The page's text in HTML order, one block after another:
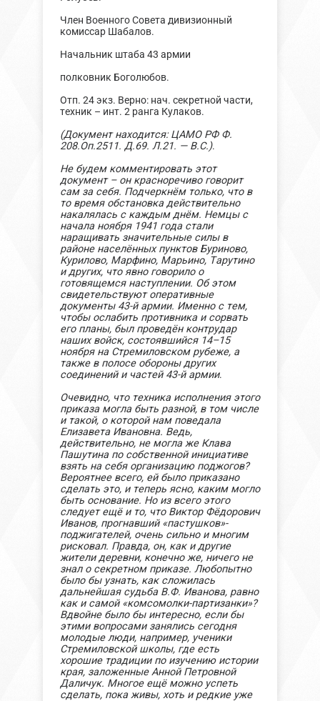
Член Военного Совета дивизионный
комиссар Шабалов.
Начальник штаба 43 армии
полковник Боголюбов.
Отп. 24 экз. Верно: нач. секретной части,
техник – инт. 2 ранга Кулаков.
(Документ находится: ЦАМО РФ Ф.
208.Оп.2511. Д.69. Л.21. — В.С.).
Не будем комментировать этот
документ – он красноречиво говорит
сам за себя. Подчеркнём только, что в
то время обстановка действительно
накалялась с каждым днём. Немцы с
начала ноября 1941 года стали
наращивать значительные силы в
районе населённых пунктов Буриново,
Курилово, Марфино, Марьино, Тарутино
и других, что явно говорило о
готовящемся наступлении. Об этом
свидетельствуют оперативные
документы 43-й армии. Именно с тем,
чтобы ослабить противника и сорвать
его планы, был проведён контрудар
наших войск, состоявшийся 14–15
ноября на Стремиловском рубеже, а
также в полосе обороны других
соединений и частей 43-й армии.
Очевидно, что техника исполнения этого
приказа могла быть разной, в том числе
и такой, о которой нам поведала
Елизавета Ивановна. Ведь,
действительно, не могла же Клава
Пашутина по собственной инициативе
взять на себя организацию поджогов?
Вероятнее всего, ей было приказано
сделать это, и теперь ясно, каким могло
быть основание. Но из всего этого
следует ещё и то, что Виктор Фёдорович
Иванов, прогнавший «пастушков»-
поджигателей, очень сильно и многим
рисковал. Правда, он, как и другие
жители деревни, конечно же, ничего не
знал о секретном приказе. Любопытно
было бы узнать, как сложилась
дальнейшая судьба В.Ф. Иванова, равно
как и самой «комсомолки-партизанки»?
Вдвойне было бы интересно, если бы
этими вопросами занялись сегодня
молодые люди, например, ученики
Стремиловской школы, где есть
хорошие традиции по изучению истории
края, заложенные Анной Петровной
Даличук. Многое ещё можно успеть
сделать, пока живы, хоть и редкие уже